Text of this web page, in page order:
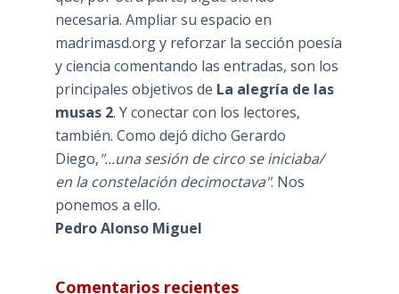
necesaria. Ampliar su espacio en
madrimasd.org y reforzar la sección poesía
y ciencia comentando las entradas, son los
principales objetivos de La alegría de las
musas 2. Y conectar con los lectores,
también. Como dejó dicho Gerardo
Diego,"...una sesión de circo se iniciaba/
en la constelación decimoctava". Nos
ponemos a ello.
Pedro Alonso Miguel
Comentarios recientes